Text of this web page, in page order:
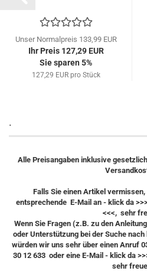
Unser Normalpreis 133,99 EUR
Ihr Preis 127,29 EUR
Sie sparen 5%
127,29 EUR pro Stück
.
Alle Preisangaben inklusive
Falls Sie einen Artikel
entsprechende E-Mail an - klick da
<<<, sehr
Wenn Sie Fragen (z.B. zu den
oder Unterstützung bei der Suche
würden wir uns sehr über einen Anruf
30 12 633 oder eine E-Mail - klick da
sehr